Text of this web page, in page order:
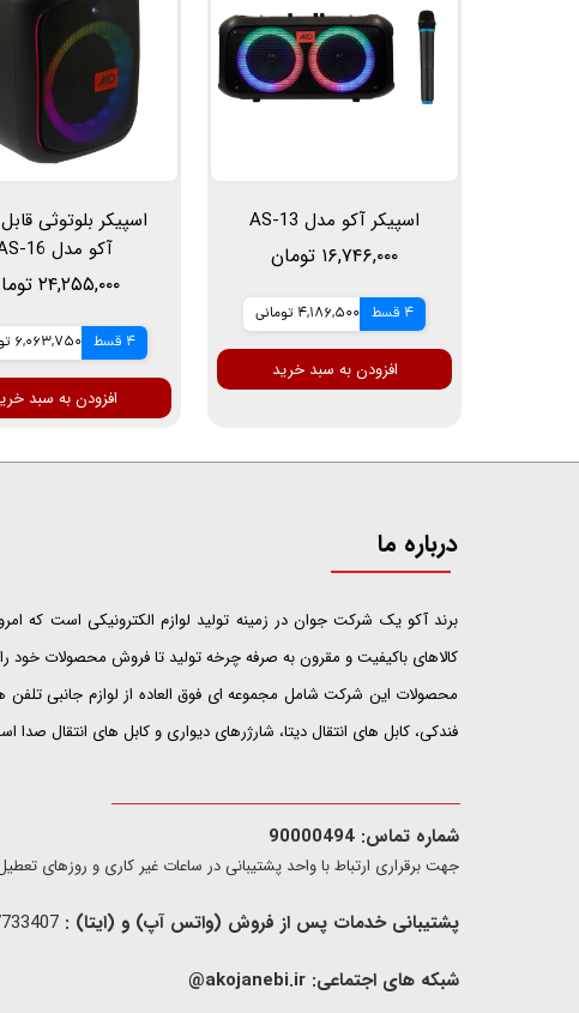
اسپیکر آکو مدل AS-13
۱۶,۷۴۶,۰۰۰ تومان
4 قسط 4,186,500 تومانی
افزودن به سبد خرید
اسپیکر بلوتوثی
آکو مدل AS-16
۲۴,۲۵۵,۰۰۰ تومان
4 قسط 6,063,750 تومانی
افزودن به سبد
درباره ما
​​​​​​​برند آکو یک شرکت جوان در زمینه تولید لوازم الکترونیکی است که
کالاهای باکیفیت و مقرون به صرفه چرخه تولید تا فروش محصولات خود
محصولات این شرکت شامل مجموعه ای فوق العاده از لوازم جانبی تلفن
فندکی، کابل های انتقال دیتا، شارژرهای دیواری و کابل های انتقال صدا
شماره تماس: 90000494
​​جهت برقراری ارتباط با واحد پشتیبانی در ساعات غیر کاری و روزهای تعطیل فقط از طریق
پشتیبانی خدمات پس از فروش (واتس آپ) و (ایتا) :
شبکه های اجتماعی: akojanebi.ir@